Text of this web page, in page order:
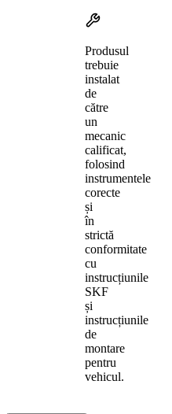
Produsul
trebuie
instalat
de
către
un
mecanic
calificat,
folosind
instrumentele
corecte
și
în
strictă
conformitate
cu
instrucțiunile
SKF
și
instrucțiunile
de
montare
pentru
vehicul.